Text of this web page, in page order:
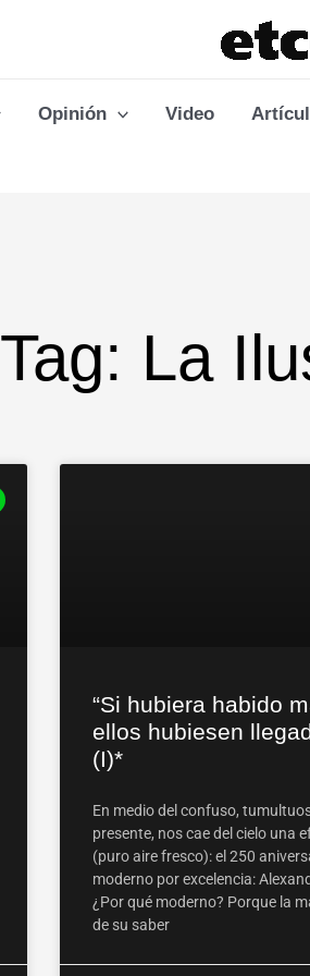
Opinión Video
Tag: La
“Si hubiera habido
ellos hubiesen
(I)*
En medio del confuso,
presente, nos cae del cielo una
(puro aire fresco): el 250
moderno por excelencia:
¿Por qué moderno? Porque la
de su saber